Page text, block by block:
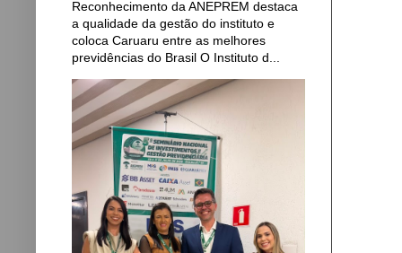
Reconhecimento da ANEPREM destaca
a qualidade da gestão do instituto e
coloca Caruaru entre as melhores
previdências do Brasil O Instituto d...